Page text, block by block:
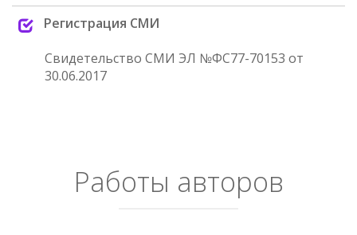
Регистрация СМИ
Свидетельство СМИ ЭЛ №ФС77-70153 от
30.06.2017
Работы авторов